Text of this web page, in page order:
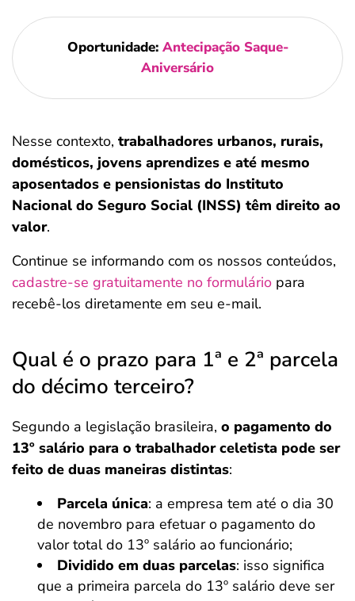
Oportunidade: Antecipação Saque-
Aniversário
Nesse contexto, trabalhadores urbanos, rurais,
domésticos, jovens aprendizes e até mesmo
aposentados e pensionistas do Instituto
Nacional do Seguro Social (INSS) têm direito ao
valor.
Continue se informando com os nossos conteúdos,
cadastre-se gratuitamente no formulário para
recebê-los diretamente em seu e-mail.
Qual é o prazo para 1ª e 2ª parcela
do décimo terceiro?
Segundo a legislação brasileira, o pagamento do
13º salário para o trabalhador celetista pode ser
feito de duas maneiras distintas:
Parcela única: a empresa tem até o dia 30
de novembro para efetuar o pagamento do
valor total do 13º salário ao funcionário;
Dividido em duas parcelas: isso significa
que a primeira parcela do 13º salário deve ser